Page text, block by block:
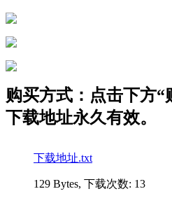
购买方式：点击下方“
下载地址永久有效。
下载地址.txt
129 Bytes, 下载次数: 13